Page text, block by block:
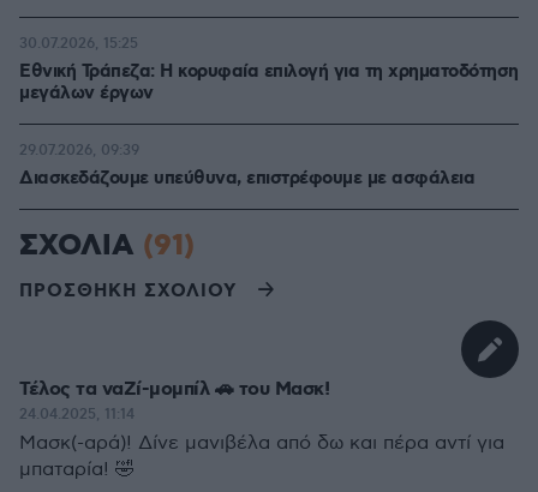
Εθνική Τράπεζα: Η κορυφαία επιλογή για τη χρηματοδότηση
μεγάλων έργων
30.07.2026, 15:25
Διασκεδάζουμε υπεύθυνα, επιστρέφουμε με ασφάλεια
29.07.2026, 09:39
ΣΧΟΛΙΑ (91)
ΠΡΟΣΘΗΚΗ ΣΧΟΛΙΟΥ
Τέλος τα ναΖί-μομπίλ 🚗 του Μασκ!
24.04.2025, 11:14
Μασκ(-αρά)! Δίνε μανιβέλα από δω και πέρα αντί για
μπαταρία! 🤣